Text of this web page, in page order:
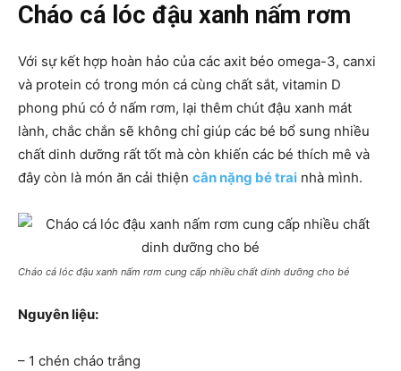
Cháo cá lóc đậu xanh nấm rơm
Với sự kết hợp hoàn hảo của các axit béo omega-3, canxi
và protein có trong món cá cùng chất sắt, vitamin D
phong phú có ở nấm rơm, lại thêm chút đậu xanh mát
lành, chắc chắn sẽ không chỉ giúp các bé bổ sung nhiều
chất dinh dưỡng rất tốt mà còn khiến các bé thích mê và
đây còn là món ăn cải thiện cân nặng bé trai nhà mình.
Cháo cá lóc đậu xanh nấm rơm cung cấp nhiều chất dinh dưỡng cho bé
Nguyên liệu:
– 1 chén cháo trắng